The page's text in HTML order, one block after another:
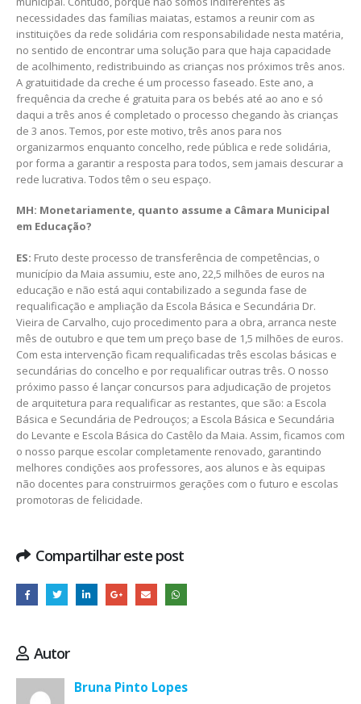
necessidades das famílias maiatas, estamos a reunir com as
instituições da rede solidária com responsabilidade nesta matéria,
no sentido de encontrar uma solução para que haja capacidade
de acolhimento, redistribuindo as crianças nos próximos três anos.
A gratuitidade da creche é um processo faseado. Este ano, a
frequência da creche é gratuita para os bebés até ao ano e só
daqui a três anos é completado o processo chegando às crianças
de 3 anos. Temos, por este motivo, três anos para nos
organizarmos enquanto concelho, rede pública e rede solidária,
por forma a garantir a resposta para todos, sem jamais descurar a
rede lucrativa. Todos têm o seu espaço.
MH: Monetariamente, quanto assume a Câmara Municipal
em Educação?
ES: Fruto deste processo de transferência de competências, o
município da Maia assumiu, este ano, 22,5 milhões de euros na
educação e não está aqui contabilizado a segunda fase de
requalificação e ampliação da Escola Básica e Secundária Dr.
Vieira de Carvalho, cujo procedimento para a obra, arranca neste
mês de outubro e que tem um preço base de 1,5 milhões de euros.
Com esta intervenção ficam requalificadas três escolas básicas e
secundárias do concelho e por requalificar outras três. O nosso
próximo passo é lançar concursos para adjudicação de projetos
de arquitetura para requalificar as restantes, que são: a Escola
Básica e Secundária de Pedrouços; a Escola Básica e Secundária
do Levante e Escola Básica do Castêlo da Maia. Assim, ficamos com
o nosso parque escolar completamente renovado, garantindo
melhores condições aos professores, aos alunos e às equipas
não docentes para construirmos gerações com o futuro e escolas
promotoras de felicidade.
Compartilhar este post
Autor
Bruna Pinto Lopes